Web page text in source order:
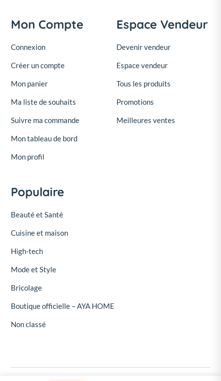
Mon Compte
Connexion
Créer un compte
Mon panier
Ma liste de souhaits
Suivre ma commande
Mon tableau de bord
Mon profil
Espace Vendeur
Devenir vendeur
Espace vendeur
Tous les produits
Promotions
Meilleures ventes
Populaire
Beauté et Santé
Cuisine et maison
High-tech
Mode et Style
Bricolage
Boutique officielle – AYA HOME
Non classé